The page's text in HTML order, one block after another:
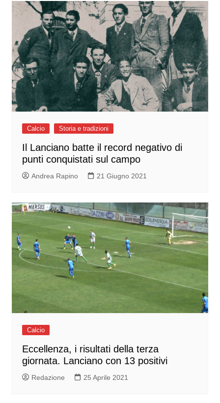
Calcio Storia e tradizioni
Il Lanciano batte il record negativo di
punti conquistati sul campo
Andrea Rapino 21 Giugno 2021
Calcio
Eccellenza, i risultati della terza
giornata. Lanciano con 13 positivi
Redazione 25 Aprile 2021